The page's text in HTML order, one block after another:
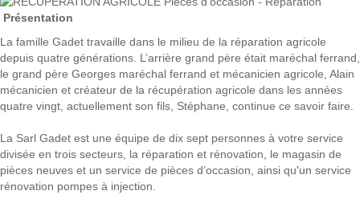
Présentation
La famille Gadet travaille dans le milieu de la réparation agricole
depuis quatre générations. L’arrière grand père était maréchal ferrand,
le grand père Georges maréchal ferrand et mécanicien agricole, Alain
mécanicien et créateur de la récupération agricole dans les années
quatre vingt, actuellement son fils, Stéphane, continue ce savoir faire.
La Sarl Gadet est une équipe de dix sept personnes à votre service
divisée en trois secteurs, la réparation et rénovation, le magasin de
pièces neuves et un service de pièces d’occasion, ainsi qu'un service
rénovation pompes à injection.